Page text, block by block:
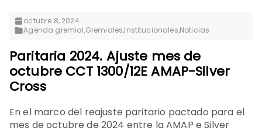
octubre 8, 2024
Agenda gremial,Gremiales,Institucionales,Noticias
Paritaria 2024. Ajuste mes de
octubre CCT 1300/12E AMAP-Silver
Cross
En el marco del reajuste paritario pactado para el
mes de octubre de 2024 entre la AMAP e Silver